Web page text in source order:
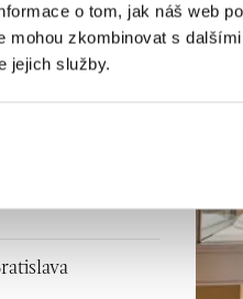
o tom, jak náš web
mohou zkombinovat s
jejich služby.